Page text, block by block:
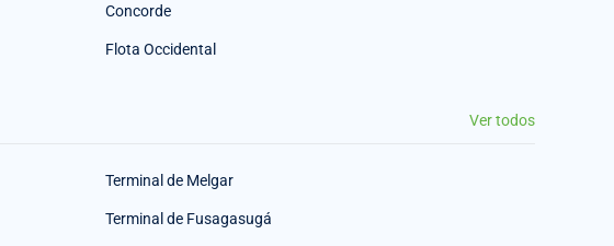
Concorde
Flota Occidental
Ver todos
Terminal de Melgar
Terminal de Fusagasugá